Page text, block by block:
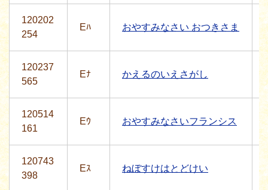
120202
254
Eﾊ おやすみなさい おつきさま
120237
565
Eﾅ かえるのいえさがし
120514
161
Eｳ おやすみなさいフランシス
120743
398
Eｽ ねぼすけはとどけい